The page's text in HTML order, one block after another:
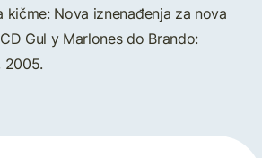
kičme: Nova iznenađenja za nova
Gul y Marlones do Brando:
2005.